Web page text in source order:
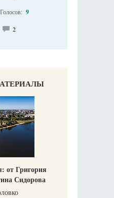
Голосов: 9
2
от Григория
Сидорова